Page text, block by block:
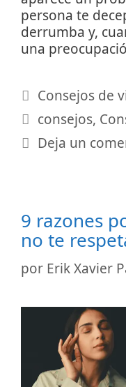
persona te
derrumba y,
una
Categorías
Consejos de
Etiquetas
consejos,
Deja un
9 razones
no te
por Erik Xavier